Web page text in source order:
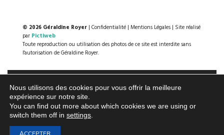
© 2026 Géraldine Royer | Confidentialité | Mentions Légales | Site réalisé
par Pictiweb
Toute reproduction ou utilisation des photos de ce site est interdite sans
l'autorisation de Géraldine Royer.
Nous utilisons des cookies pour vous offrir la meilleure
expérience sur notre site.
You can find out more about which cookies we are using or
switch them off in settings